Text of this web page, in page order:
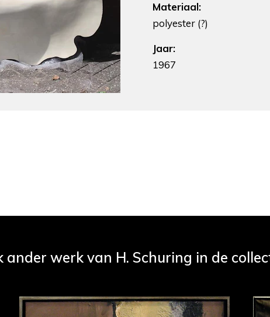
Materiaal:
polyester (?)
Jaar:
1967
ander werk van H. Schuring in de